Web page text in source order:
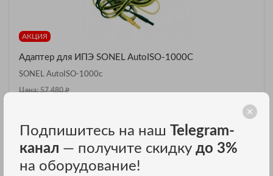
АКЦИЯ
Адаптер для ИПЭ SONEL AutoISO-1000C
SONEL AutoISO-1000c
Цена: 57 480₽
ЗАКАЗАТЬ В ОДИН КЛИК
В нашем интернет магазине вы можете купить адаптеры для
Подпишитесь на наш Telegram-
канал — получите скидку до 3%
на оборудование!